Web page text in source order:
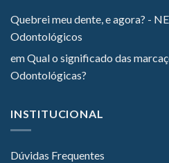
Quebrei meu dente, e agora? -
Odontológicos
emQual o significado das
Odontológicas?
INSTITUCIONAL
Dúvidas Frequentes